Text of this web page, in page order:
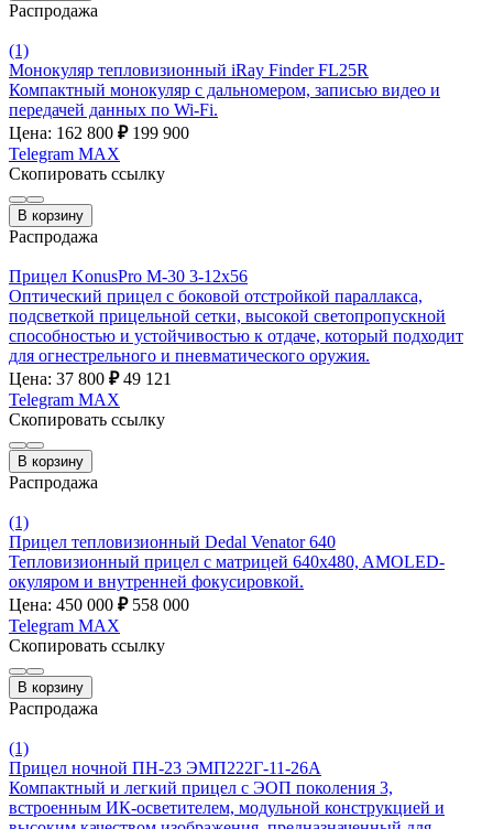
Распродажа
(1)
Монокуляр тепловизионный iRay Finder FL25R
Компактный монокуляр с дальномером, записью видео и
передачей данных по Wi-Fi.
Цена: 162 800 ₽ 199 900
Telegram MAX
Скопировать ссылку
В корзину
Распродажа
Прицел KonusPro M-30 3-12х56
Оптический прицел с боковой отстройкой параллакса,
подсветкой прицельной сетки, высокой светопропускной
способностью и устойчивостью к отдаче, который подходит
для огнестрельного и пневматического оружия.
Цена: 37 800 ₽ 49 121
Telegram MAX
Скопировать ссылку
В корзину
Распродажа
(1)
Прицел тепловизионный Dedal Venator 640
Тепловизионный прицел с матрицей 640x480, AMOLED-
окуляром и внутренней фокусировкой.
Цена: 450 000 ₽ 558 000
Telegram MAX
Скопировать ссылку
В корзину
Распродажа
(1)
Прицел ночной ПН-23 ЭМП222Г-11-26А
Компактный и легкий прицел с ЭОП поколения 3,
встроенным ИК-осветителем, модульной конструкцией и